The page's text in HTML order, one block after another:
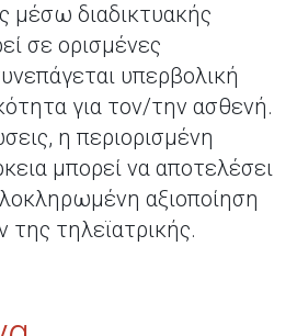
μέσω διαδικτυακής
σε ορισμένες
υπερβολική
για τον/την ασθενή.
η περιορισμένη
μπορεί να αποτελέσει
αξιοποίηση
τηλεϊατρικής.